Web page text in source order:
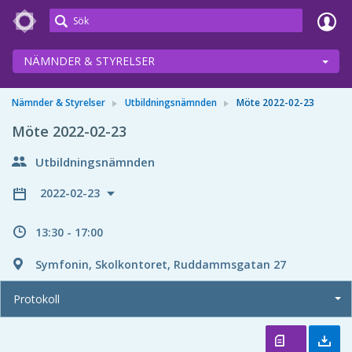
Meetings+
NÄMNDER & STYRELSER
Nämnder & Styrelser Utbildningsnämnden Möte 2022-02-23
Möte 2022-02-23
Utbildningsnämnden
2022-02-23
13:30 - 17:00
Symfonin, Skolkontoret, Ruddammsgatan 27
Protokoll